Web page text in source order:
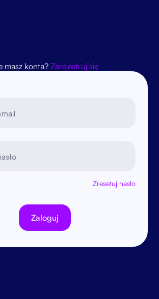
masz konta? Zarejestruj się
Zresetuj hasło